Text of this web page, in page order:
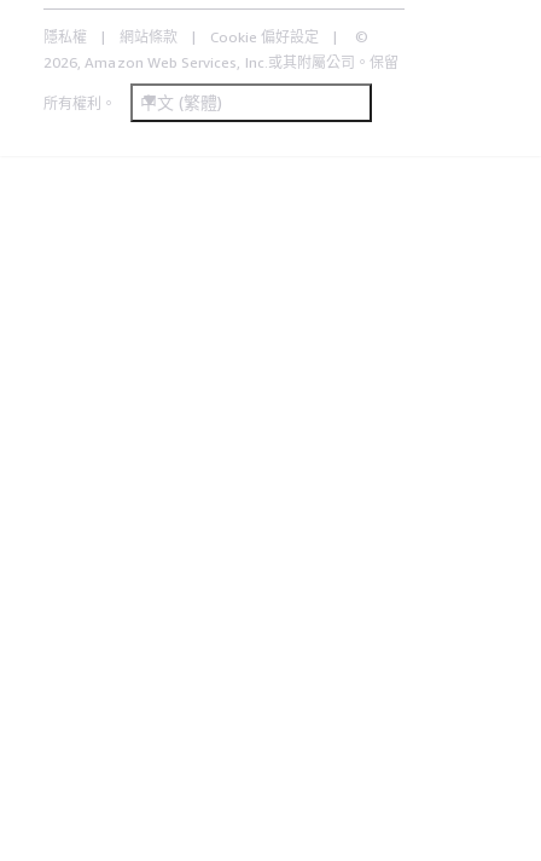
隱私權 網站條款 Cookie 偏好設定
©
2026, Amazon Web Services, Inc.或其附屬公司。保留
所有權利。 中文 (繁體)